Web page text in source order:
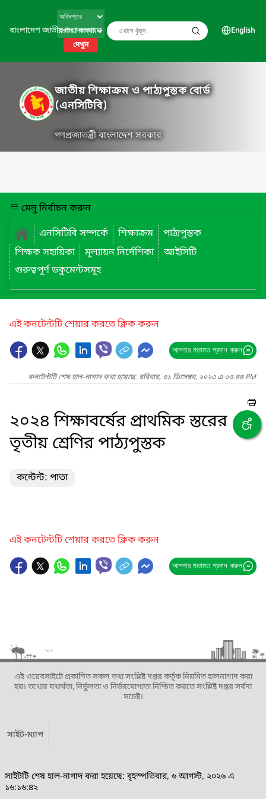
বাংলাদেশ জাতীয় তথ্য বাতায়ন
দেখুন
English
জাতীয় শিক্ষাক্রম ও পাঠ্যপুস্তক বোর্ড
(এনসিটিবি)
গণপ্রজাতন্ত্রী বাংলাদেশ সরকার
মেনু নির্বাচন করুন
এনসিটিবি সম্পর্কে
শিক্ষাক্রম
পাঠ্যপুস্তক
শিক্ষক সহায়িকা
মূল্যায়ন নির্দেশিকা
আইসিটি
গুরুত্বপূর্ণ ডকুমেন্টসমূহ
এই কনটেন্টটি শেয়ার করতে ক্লিক করুন
আপনার মতামত প্রদান করুন
কনটেন্টটি শেষ হাল-নাগাদ করা হয়েছে: রবিবার, ৩১ ডিসেম্বর, ২০২৩ এ ০৩:৪৪ PM
২০২৪ শিক্ষাবর্ষের প্রাথমিক স্তরের
তৃতীয় শ্রেণির পাঠ্যপুস্তক
কন্টেন্ট: পাতা
এই কনটেন্টটি শেয়ার করতে ক্লিক করুন
আপনার মতামত প্রদান করুন
এই ওয়েবসাইটে প্রকাশিত সকল তথ্য সংশ্লিষ্ট দপ্তর কর্তৃক নিয়মিত হালনাগাদ করা
হয়। তথ্যের যথার্থতা, নির্ভুলতা ও নির্ভরযোগ্যতা নিশ্চিত করতে সংশ্লিষ্ট দপ্তর সর্বদা
সচেষ্ট।
সাইট-ম্যাপ
সাইটটি শেষ হাল-নাগাদ করা হয়েছে: বৃহস্পতিবার, ৬ আগস্ট, ২০২৬ এ
১৬:১৬:৪২